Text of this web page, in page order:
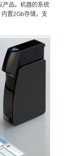
产品。机器的系统
置2Gb存储，支